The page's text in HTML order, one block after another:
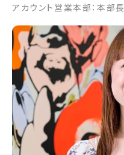
アカウント営業本部：本部長